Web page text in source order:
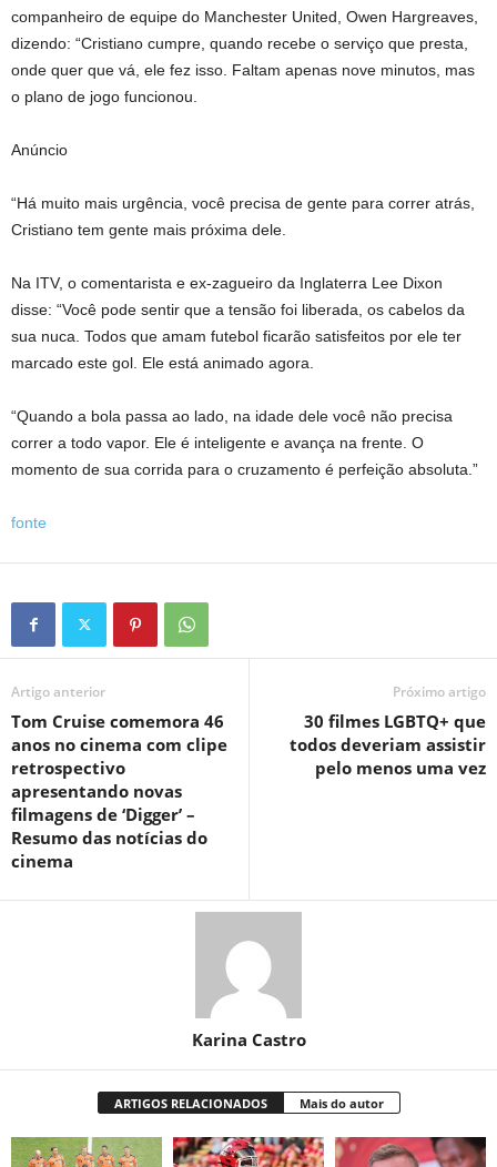
companheiro de equipe do Manchester United, Owen Hargreaves,
dizendo: “Cristiano cumpre, quando recebe o serviço que presta,
onde quer que vá, ele fez isso. Faltam apenas nove minutos, mas
o plano de jogo funcionou.
Anúncio
“Há muito mais urgência, você precisa de gente para correr atrás,
Cristiano tem gente mais próxima dele.
Na ITV, o comentarista e ex-zagueiro da Inglaterra Lee Dixon
disse: “Você pode sentir que a tensão foi liberada, os cabelos da
sua nuca. Todos que amam futebol ficarão satisfeitos por ele ter
marcado este gol. Ele está animado agora.
“Quando a bola passa ao lado, na idade dele você não precisa
correr a todo vapor. Ele é inteligente e avança na frente. O
momento de sua corrida para o cruzamento é perfeição absoluta.”
fonte
Artigo anterior
Tom Cruise comemora 46
anos no cinema com clipe
retrospectivo
apresentando novas
filmagens de ‘Digger’ –
Resumo das notícias do
cinema
Próximo artigo
30 filmes LGBTQ+ que
todos deveriam assistir
pelo menos uma vez
Karina Castro
ARTIGOS RELACIONADOS Mais do autor